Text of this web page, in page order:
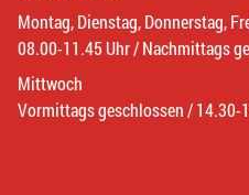
Montag, Dienstag, Donnerstag,
08.00-11.45 Uhr / Nachmittags
Mittwoch
Vormittags geschlossen / 14.30-